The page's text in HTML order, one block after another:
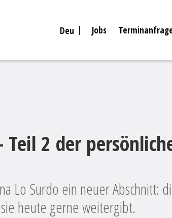
Deu Jobs
2 der
Lo Surdo ein neuer Abschnitt:
heute gerne weitergibt.